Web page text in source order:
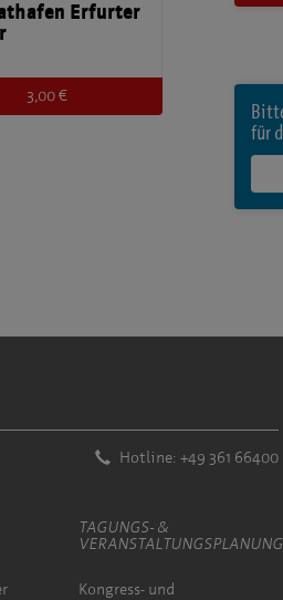
Erfurter
3,00 €
für
Hotline: +49 361 66400
TAGUNGS- &
VERANSTALTUNGSPLANUNG
Kongress- und